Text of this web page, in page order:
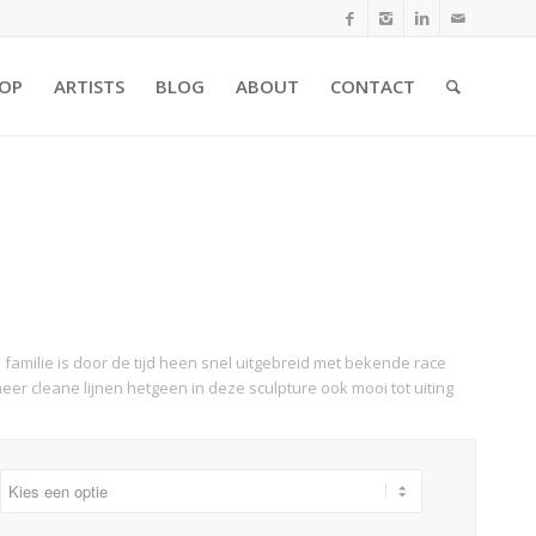
ARTISTS BLOG ABOUT CONTACT
is door de tijd heen snel uitgebreid met bekende race
cleane lijnen hetgeen in deze sculpture ook mooi tot uiting